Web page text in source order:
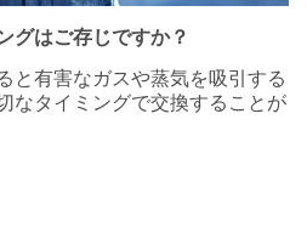
グはご存じですか？
と有害なガスや蒸気を吸引する
なタイミングで交換することが